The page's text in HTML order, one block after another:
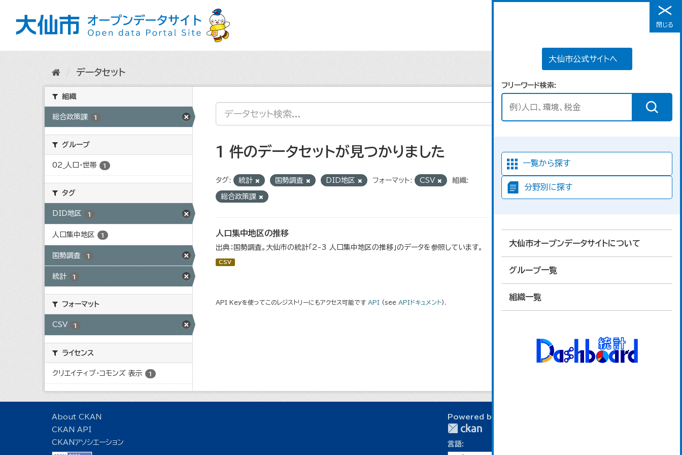
メニュー
大仙市公式サイトへ
フリーワード検索
一覧から探す
分野別に探す
大仙市オープンデータサイトについて
グループ一覧
組織一覧
閉じる
データセット
組織
総合政策課 1
グループ
02_人口・世帯 1
タグ
DID地区 1
人口集中地区 1
国勢調査 1
統計 1
フォーマット
CSV 1
ライセンス
クリエイティブ・コモンズ 表示 1
1 件のデータセットが見つかりました
タグ: 統計 国勢調査 DID地区 フォーマット: CSV 組織:
総合政策課
人口集中地区の推移
出典：国勢調査。大仙市の統計「2-3 人口集中地区の推移」のデータを参照しています。
CSV
API Keyを使ってこのレジストリーにもアクセス可能です API (see APIドキュメント).
About CKAN
CKAN API
CKANアソシエーション
Powered by
言語